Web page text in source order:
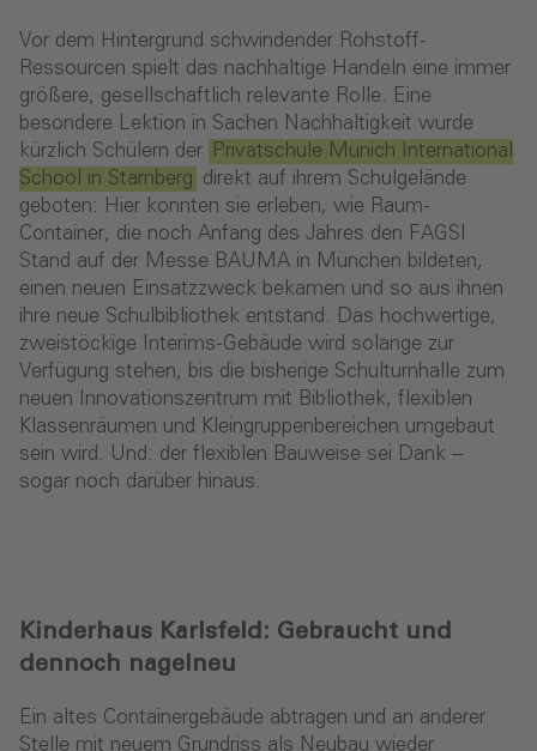
Vor dem Hintergrund schwindender Rohstoff-
Ressourcen spielt das nachhaltige Handeln eine immer
größere, gesellschaftlich relevante Rolle. Eine
besondere Lektion in Sachen Nachhaltigkeit wurde
kürzlich Schülern der
Privatschule Munich International
School in Starnberg direkt auf ihrem Schulgelände
geboten: Hier konnten sie erleben, wie Raum-
Container, die noch Anfang des Jahres den FAGSI
Stand auf der Messe BAUMA in München bildeten,
einen neuen Einsatzzweck bekamen und so aus ihnen
ihre neue Schulbibliothek entstand. Das hochwertige,
zweistöckige Interims-Gebäude wird solange zur
Verfügung stehen, bis die bisherige Schulturnhalle zum
neuen Innovationszentrum mit Bibliothek, flexiblen
Klassenräumen und Kleingruppenbereichen umgebaut
sein wird. Und: der flexiblen Bauweise sei Dank –
sogar noch darüber hinaus.
Kinderhaus Karlsfeld: Gebraucht und
dennoch nagelneu
Ein altes Containergebäude abtragen und an anderer
Stelle mit neuem Grundriss als Neubau wieder